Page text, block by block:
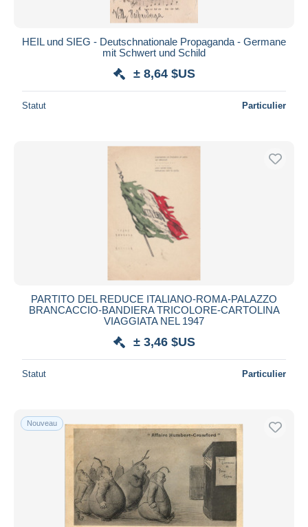
HEIL und SIEG - Deutschnationale Propaganda - Germane
mit Schwert und Schild
± 8,64 $US
Statut Particulier
PARTITO DEL REDUCE ITALIANO-ROMA-PALAZZO
BRANCACCIO-BANDIERA TRICOLORE-CARTOLINA
VIAGGIATA NEL 1947
± 3,46 $US
Statut Particulier
Nouveau